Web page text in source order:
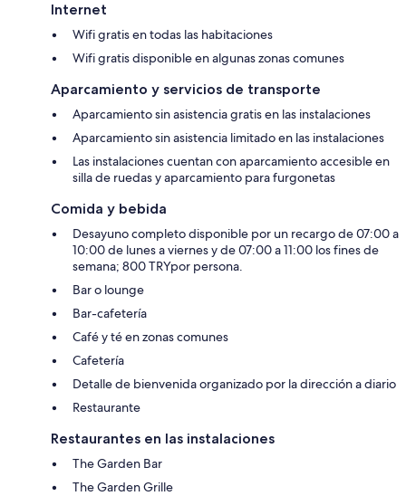
Internet
Wifi gratis en todas las habitaciones
Wifi gratis disponible en algunas zonas comunes
Aparcamiento y servicios de transporte
Aparcamiento sin asistencia gratis en las instalaciones
Aparcamiento sin asistencia limitado en las instalaciones
Las instalaciones cuentan con aparcamiento accesible en
silla de ruedas y aparcamiento para furgonetas
Comida y bebida
Desayuno completo disponible por un recargo de 07:00 a
10:00 de lunes a viernes y de 07:00 a 11:00 los fines de
semana; 800 TRYpor persona.
Bar o lounge
Bar-cafetería
Café y té en zonas comunes
Cafetería
Detalle de bienvenida organizado por la dirección a diario
Restaurante
Restaurantes en las instalaciones
The Garden Bar
The Garden Grille